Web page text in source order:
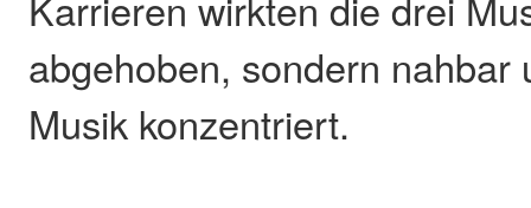
abgehoben, sondern nahbar
Musik konzentriert.